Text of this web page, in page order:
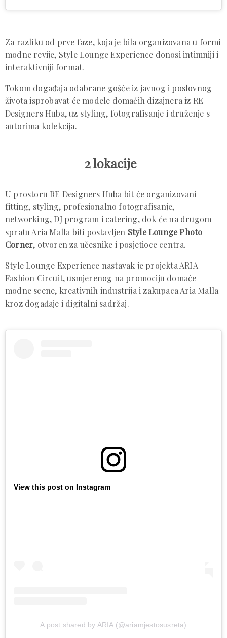
Za razliku od prve faze, koja je bila organizovana u formi
modne revije, Style Lounge Experience donosi intimniji i
interaktivniji format.
Tokom događaja odabrane gošće iz javnog i poslovnog
života isprobavat će modele domaćih dizajnera iz RE
Designers Huba, uz styling, fotografisanje i druženje s
autorima kolekcija.
2 lokacije
U prostoru RE Designers Huba bit će organizovani
fitting, styling, profesionalno fotografisanje,
networking, DJ program i catering, dok će na drugom
spratu Aria Malla biti postavljen Style Lounge Photo
Corner, otvoren za učesnike i posjetioce centra.
Style Lounge Experience nastavak je projekta ARIA
Fashion Circuit, usmjerenog na promociju domaće
modne scene, kreativnih industrija i zakupaca Aria Malla
kroz događaje i digitalni sadržaj.
View this post on Instagram
A post shared by ARIA (@ariamjestosusreta)